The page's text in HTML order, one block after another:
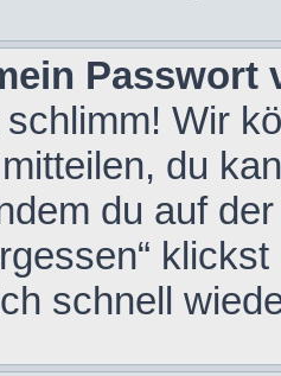
Passwort
Wir
du
du auf
schnell